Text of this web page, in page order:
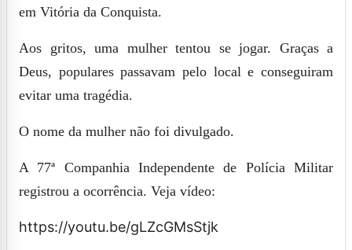
em Vitória da Conquista.
Aos gritos, uma mulher tentou se jogar. Graças a
Deus, populares passavam pelo local e conseguiram
evitar uma tragédia.
O nome da mulher não foi divulgado.
A 77ª Companhia Independente de Polícia Militar
registrou a ocorrência. Veja vídeo:
https://youtu.be/gLZcGMsStjk